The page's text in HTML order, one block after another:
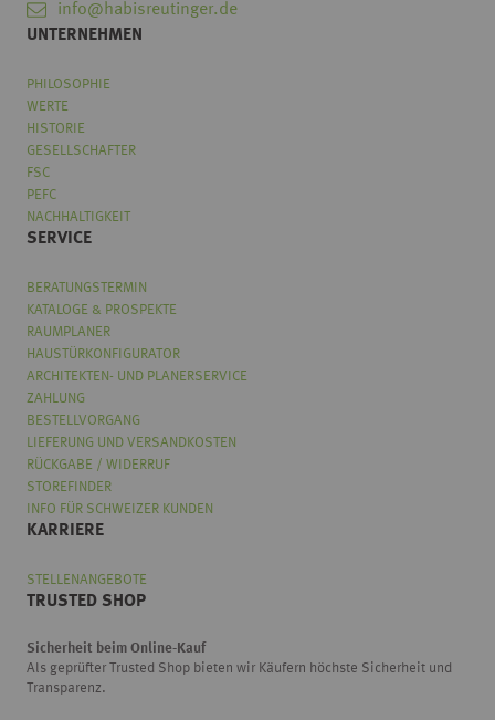
info@habisreutinger.de
UNTERNEHMEN
PHILOSOPHIE
WERTE
HISTORIE
GESELLSCHAFTER
FSC
PEFC
NACHHALTIGKEIT
SERVICE
BERATUNGSTERMIN
KATALOGE & PROSPEKTE
RAUMPLANER
HAUSTÜRKONFIGURATOR
ARCHITEKTEN- UND PLANERSERVICE
ZAHLUNG
BESTELLVORGANG
LIEFERUNG UND VERSANDKOSTEN
RÜCKGABE / WIDERRUF
STOREFINDER
INFO FÜR SCHWEIZER KUNDEN
KARRIERE
STELLENANGEBOTE
TRUSTED SHOP
Sicherheit beim Online-Kauf
Als geprüfter Trusted Shop bieten wir Käufern höchste Sicherheit und
Transparenz.